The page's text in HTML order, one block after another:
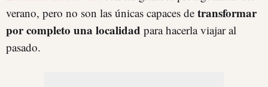
verano, pero no son las únicas capaces de transformar
por completo una localidad para hacerla viajar al
pasado.